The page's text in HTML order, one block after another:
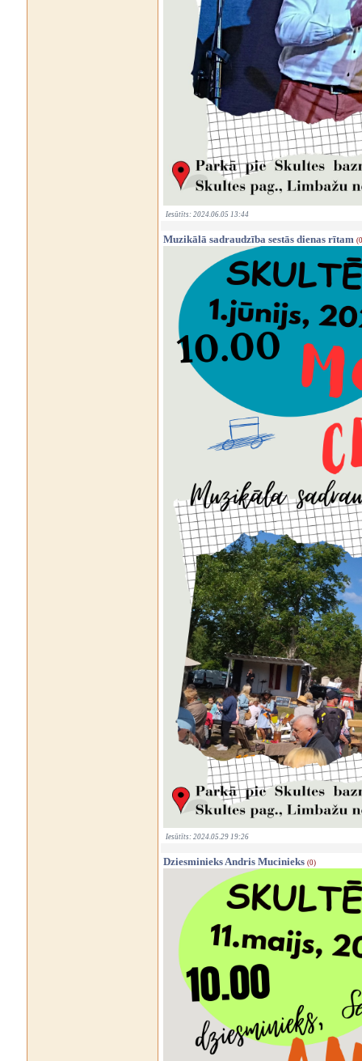
Iesūtīts: 2024.06.05 13:44
Muzikālā sadraudzība sestās dienas rītam
Iesūtīts: 2024.05.29 19:26
Dziesminieks Andris Mucinieks (0)